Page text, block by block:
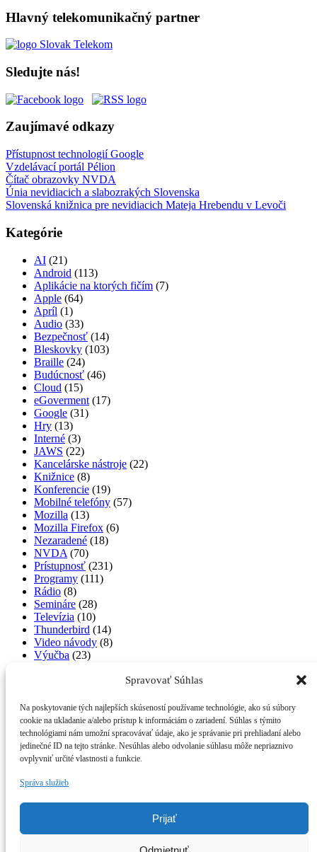
Spravovať Súhlas
Na poskytovanie tých najlepších skúseností používame technológie, ako sú súbory
cookie na ukladanie a/alebo prístup k informáciám o zariadení. Súhlas s týmito
technológiami nám umožní spracovávať údaje, ako je správanie pri prehliadaní alebo
jedinečné ID na tejto stránke. Nesúhlas alebo odvolanie súhlasu môže nepriaznivo
ovplyvniť určité vlastnosti a funkcie.
Správa služieb
Prijať
Hlavný telekomunikačný partner
Sledujte nás!
Zaujímavé odkazy
Přístupnost technologií Google
Vzdelávací portál Pélion
Čítač obrazovky NVDA
Únia nevidiacich a slabozrakých Slovenska
Slovenská knižnica pre nevidiacich Mateja Hrebendu v Levoči
Kategórie
AI (21)
Android (113)
Aplikácie na ktorých fičím (7)
Apple (64)
Apríl (1)
Audio (33)
Bezpečnosť (14)
Bleskovky (103)
Braille (24)
Budúcnosť (46)
Cloud (15)
eGoverment (17)
Google (31)
Hry (13)
Interné (3)
JAWS (22)
Kancelárske nástroje (22)
Knižnice (8)
Konferencie (19)
Mobilné telefóny (57)
Mozilla (13)
Mozilla Firefox (6)
Nezaradené (18)
NVDA (70)
Prístupnosť (231)
Programy (111)
Rádio (8)
Semináre (28)
Televízia (10)
Thunderbird (14)
Video návody (8)
Výučba (23)
Najnovšie komentáre
Ondrej RosíkkomentovalGoogle Gemini Live: Hlasový
spoločník, ktorý vidí a počuje (a je zadarmo)
doplnkov, ktoré mi urobili radosť a zmenili spôsob, akým
AI otvára WhatsAppu oči
Práca s príkazovým riadkom u
WebSupportu pomocou PuTTY
komentovalBlind Drive: Staňte sa cestným